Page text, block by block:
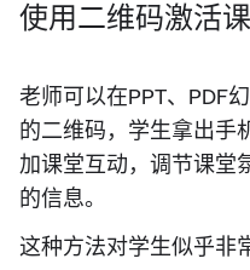
使用二维码激活
老师可以在PPT、PDF
的二维码，学生拿出手
加课堂互动，调节课堂
的信息。
这种方法对学生似乎非